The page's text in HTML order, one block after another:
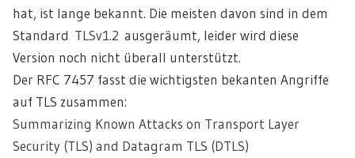
hat, ist lange bekannt. Die meisten davon sind in dem
Standard TLSv1.2 ausgeräumt, leider wird diese
Version noch nicht überall unterstützt.
Der RFC 7457 fasst die wichtigsten bekanten Angriffe
auf TLS zusammen:
Summarizing Known Attacks on Transport Layer
Security (TLS) and Datagram TLS (DTLS)